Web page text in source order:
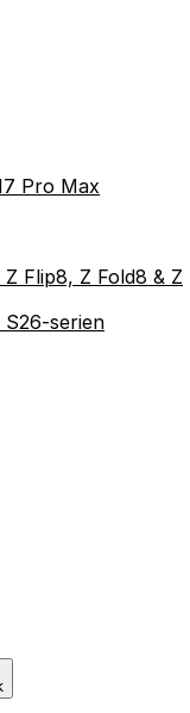
Pro Max
Flip8, Z Fold8 & Z
S26-serien